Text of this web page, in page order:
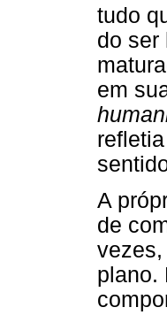
tudo
do ser
em
A
de
plano.